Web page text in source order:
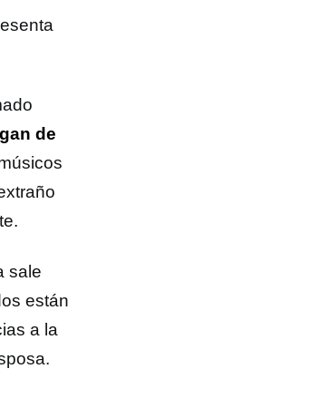
de
sale
están
a la